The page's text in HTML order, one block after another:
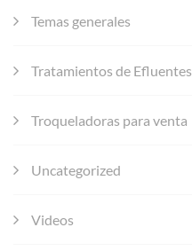
Temas generales
Tratamientos de Efluentes
Troqueladoras para venta
Uncategorized
Videos